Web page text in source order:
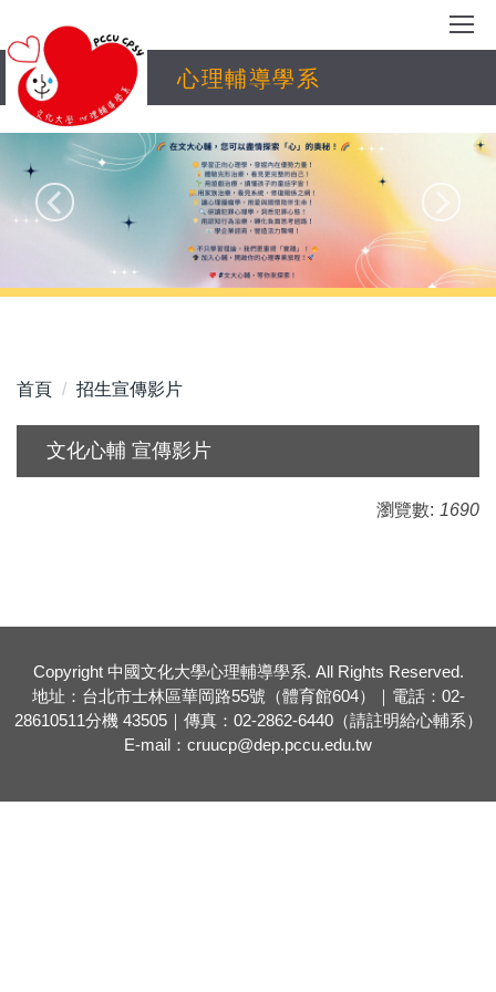
到
主
要
區
心理輔導學系
首頁 招生宣傳影片
文化心輔 宣傳影片
瀏覽數: 1690
Copyright 中國文化大學心理輔導學系. All Rights Reserved.
地址：台北市士林區華岡路55號（體育館604）｜電話：02-
28610511分機 43505｜傳真：02-2862-6440（請註明給心輔系）
E-mail： cruucp@dep.pccu.edu.tw